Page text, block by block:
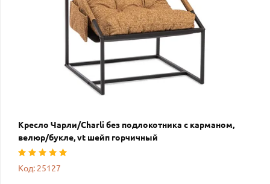
Кресло Чарли/Charli без подлокотника с карманом,
велюр/букле, vt шейп горчичный
Код: 25127